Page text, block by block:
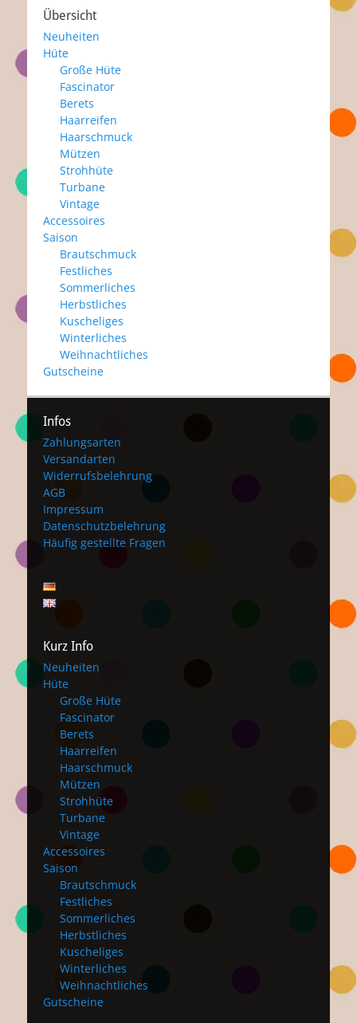
Übersicht
Neuheiten
Hüte
Große Hüte
Fascinator
Berets
Haarreifen
Haarschmuck
Mützen
Strohhüte
Turbane
Vintage
Accessoires
Saison
Brautschmuck
Festliches
Sommerliches
Herbstliches
Kuscheliges
Winterliches
Weihnachtliches
Gutscheine
Infos
Zahlungsarten
Versandarten
Widerrufsbelehrung
AGB
Impressum
Datenschutzbelehrung
Häufig gestellte Fragen
Kurz Info
Neuheiten
Hüte
Große Hüte
Fascinator
Berets
Haarreifen
Haarschmuck
Mützen
Strohhüte
Turbane
Vintage
Accessoires
Saison
Brautschmuck
Festliches
Sommerliches
Herbstliches
Kuscheliges
Winterliches
Weihnachtliches
Gutscheine